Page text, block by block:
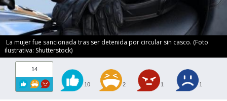
La mujer fue sancionada tras ser detenida por circular sin casco. (Foto
ilustrativa: Shutterstock)
14
10 2 1 1